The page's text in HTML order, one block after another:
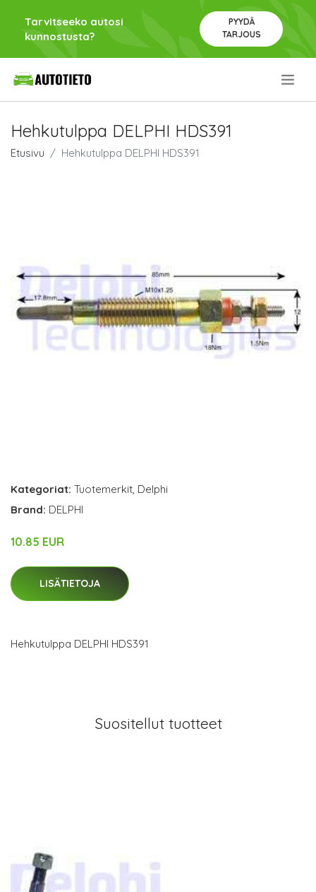
Tarvitseeko autosi
kunnostusta?
PYYDÄ
TARJOUS
Hehkutulppa DELPHI HDS391
Etusivu Hehkutulppa DELPHI HDS391
Kategoriat: Tuotemerkit, Delphi
Brand: DELPHI
10.85 EUR
LISÄTIETOJA
Hehkutulppa DELPHI HDS391
Suositellut tuotteet